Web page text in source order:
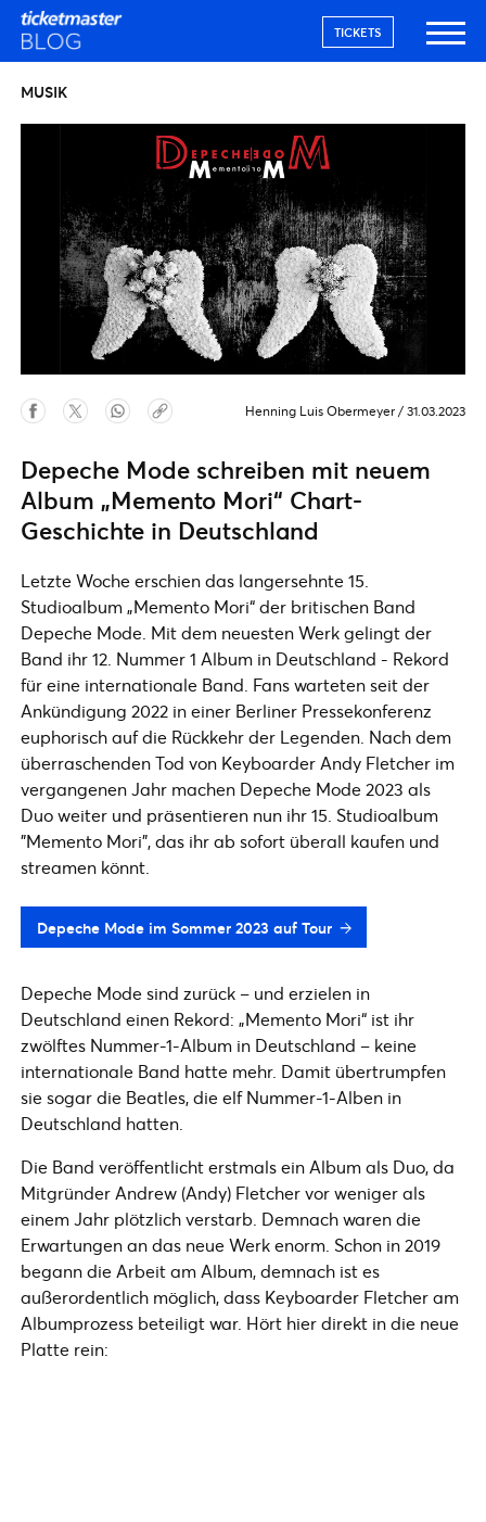
TICKETS
MUSIK
Henning Luis Obermeyer / 31.03.2023
Depeche Mode schreiben mit neuem
Album „Memento Mori“ Chart-
Geschichte in Deutschland
Letzte Woche erschien das langersehnte 15.
Studioalbum „Memento Mori“ der britischen Band
Depeche Mode. Mit dem neuesten Werk gelingt der
Band ihr 12. Nummer 1 Album in Deutschland - Rekord
für eine internationale Band. Fans warteten seit der
Ankündigung 2022 in einer Berliner Pressekonferenz
euphorisch auf die Rückkehr der Legenden. Nach dem
überraschenden Tod von Keyboarder Andy Fletcher im
vergangenen Jahr machen Depeche Mode 2023 als
Duo weiter und präsentieren nun ihr 15. Studioalbum
"Memento Mori", das ihr ab sofort überall kaufen und
streamen könnt.
Depeche Mode im Sommer 2023 auf Tour
Depeche Mode sind zurück – und erzielen in
Deutschland einen Rekord: „Memento Mori“ ist ihr
zwölftes Nummer-1-Album in Deutschland – keine
internationale Band hatte mehr. Damit übertrumpfen
sie sogar die Beatles, die elf Nummer-1-Alben in
Deutschland hatten.
Die Band veröffentlicht erstmals ein Album als Duo, da
Mitgründer Andrew (Andy) Fletcher vor weniger als
einem Jahr plötzlich verstarb. Demnach waren die
Erwartungen an das neue Werk enorm. Schon in 2019
begann die Arbeit am Album, demnach ist es
außerordentlich möglich, dass Keyboarder Fletcher am
Albumprozess beteiligt war. Hört hier direkt in die neue
Platte rein: